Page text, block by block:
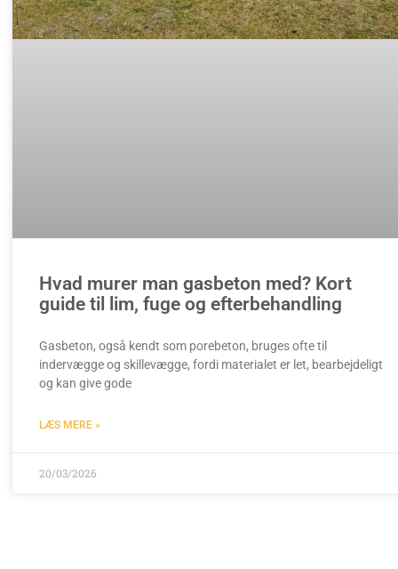
Hvad murer man gasbeton med? Kort
guide til lim, fuge og efterbehandling
Gasbeton, også kendt som porebeton, bruges ofte til
indervægge og skillevægge, fordi materialet er let, bearbejdeligt
og kan give gode
LÆS MERE »
20/03/2026